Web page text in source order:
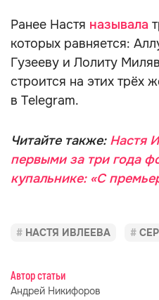
Ранее Настя называла
которых равняется:
Гузееву и Лолиту
строится на этих трёх
в Telegram.
Читайте также: Настя
первыми за три года
купальнике: «С
НАСТЯ ИВЛЕЕВА
Автор статьи
Андрей Никифоров